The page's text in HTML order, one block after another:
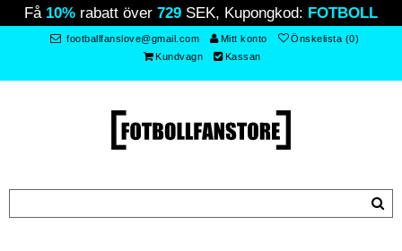
Få 10% rabatt över 729 SEK, Kupongkod: FOTBOLL
footballfanslove@gmail.com Mitt konto
Önskelista (0)
Kundvagn
Kassan